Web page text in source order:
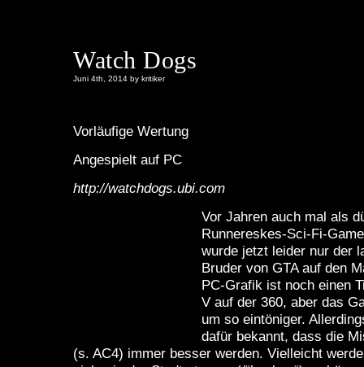
Watch Dogs
Juni 4th, 2014 by kritiker
Vorläufige Wertung
Angespielt auf PC
http://watchdogs.ubi.com
Vor Jahren auch mal als
Runnereskes-Sci-Fi-
wurde jetzt leider nur der
Bruder von GTA auf den
PC-Grafik ist noch einen
V auf der 360, aber das
um so eintöniger.
dafür bekannt, dass die
(s. AC4) immer besser werden. Vielleicht